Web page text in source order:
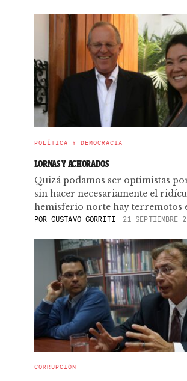
POLÍTICA Y DEMOCRACIA
LORNAS Y ACHORADOS
Quizá podamos ser optimistas
sin hacer necesariamente el
hemisferio norte hay terremotos
POR GUSTAVO GORRITI 21 SEPTIEMBRE
CORRUPCIÓN